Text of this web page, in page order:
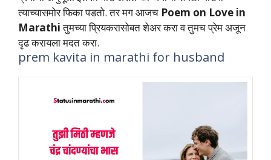
त्याच्यासमोर फिका पडतो. तर मग आजच Poem on Love in
Marathiतुमच्या प्रियकरासोबत शेअर करा व तुमच प्रेम अजून
दृढ करायला मदत करा.
prem kavita in marathi for husband